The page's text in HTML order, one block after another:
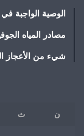
الوصية الواجبة
مصادر المياه
شيء من الأعجاز
ن ث